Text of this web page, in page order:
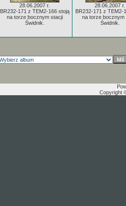
28.06.2007 r.
BR232-171 z TEM2-166 stoją
na torze bocznym stacji
Świdnik.
28.06.2007 r.
BR232-171 z TEM2-
na torze bocznym
Świdnik.
Copyright